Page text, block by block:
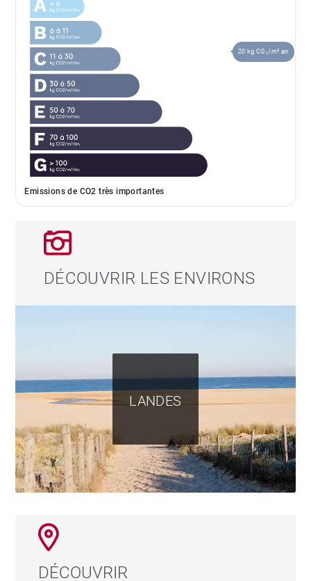
Emissions de CO2 très importantes
20 kg CO₂/m².an
DÉCOUVRIR LES ENVIRONS
LANDES
DÉCOUVRIR